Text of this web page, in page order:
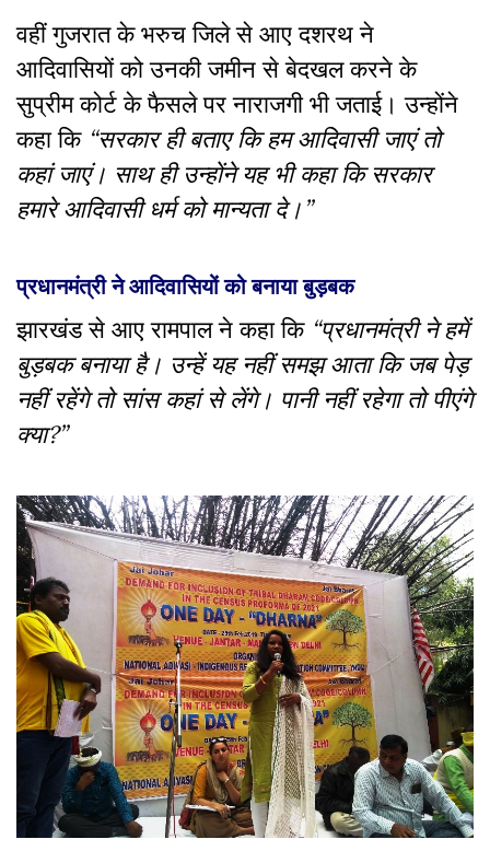
वहीं गुजरात के भरुच जिले से आए दशरथ ने
आदिवासियों को उनकी जमीन से बेदखल करने के
सुप्रीम कोर्ट के फैसले पर नाराजगी भी जताई। उन्होंने
कहा कि “सरकार ही बताए कि हम आदिवासी जाएं तो
कहां जाएं। साथ ही उन्होंने यह भी कहा कि सरकार
हमारे आदिवासी धर्म को मान्यता दे।”
प्रधानमंत्री ने आदिवासियों को बनाया बुड़बक
झारखंड से आए रामपाल ने कहा कि “प्रधानमंत्री ने हमें
बुड़बक बनाया है। उन्हें यह नहीं समझ आता कि जब पेड़
नहीं रहेंगे तो सांस कहां से लेंगे। पानी नहीं रहेगा तो पीएंगे
क्या?”